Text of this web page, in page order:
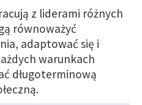
z liderami różnych
równoważyć
adaptować się i
warunkach
długoterminową